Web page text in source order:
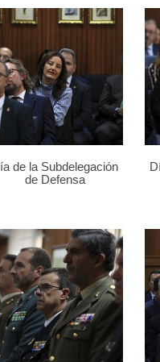
de la Subdelegación
de Defensa